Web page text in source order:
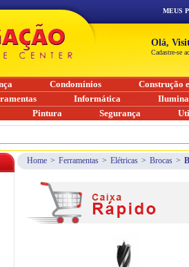
Home > Ferramentas > Elétricas > Brocas >
MEUS
Olá,
Cadastre-se
Condomínios
Construção
Informática
Pintura Segurança